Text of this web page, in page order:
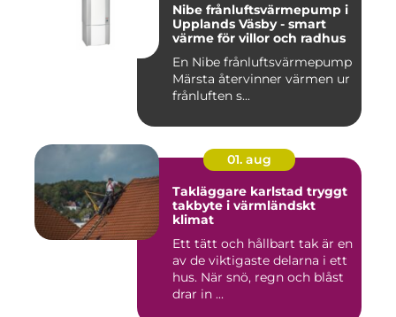
Nibe frånluftsvärmepump i
Upplands Väsby - smart
värme för villor och radhus
En Nibe frånluftsvärmepump
Märsta återvinner värmen ur
frånluften s...
01. aug
Takläggare karlstad tryggt
takbyte i värmländskt
klimat
Ett tätt och hållbart tak är en
av de viktigaste delarna i ett
hus. När snö, regn och blåst
drar in ...